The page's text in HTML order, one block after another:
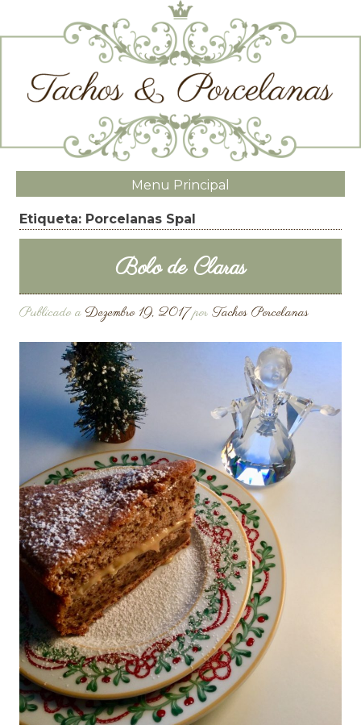
Menu Principal
Etiqueta: Porcelanas Spal
Bolo de Claras
Publicado a Dezembro 19, 2017por Tachos Porcelanas